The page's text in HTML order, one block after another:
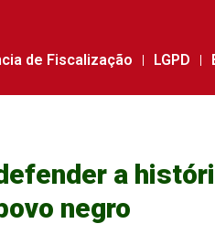
de Fiscalização LGPD
a
negro